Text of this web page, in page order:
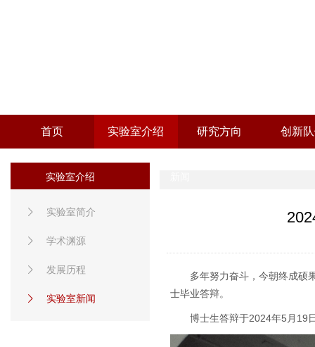
首页 实验室介绍 研究方向 创新
实验室介绍
实验室简介
学术渊源
发展历程
实验室新闻
多年努力奋斗，今朝终成硕果
士毕业答辩。
博士生答辩于2024年5月19日